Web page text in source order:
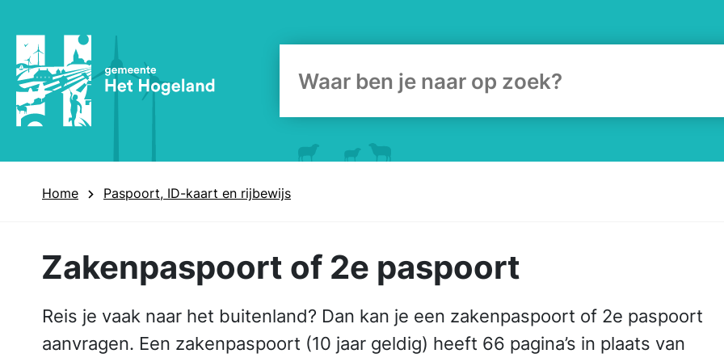
Home Paspoort, ID-kaart en rijbewijs
Zakenpaspoort of 2e paspoort
Reis je vaak naar het buitenland? Dan kan je een zakenpaspoort of 2e paspoort
aanvragen. Een zakenpaspoort (10 jaar geldig) heeft 66 pagina’s in plaats van